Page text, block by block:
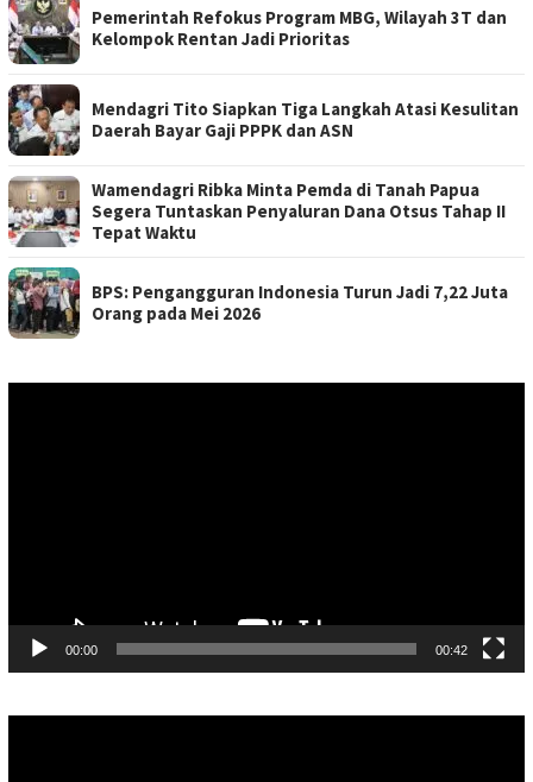
Pemerintah Refokus Program MBG, Wilayah 3T dan
Kelompok Rentan Jadi Prioritas
Mendagri Tito Siapkan Tiga Langkah Atasi Kesulitan
Daerah Bayar Gaji PPPK dan ASN
Wamendagri Ribka Minta Pemda di Tanah Papua
Segera Tuntaskan Penyaluran Dana Otsus Tahap II
Tepat Waktu
BPS: Pengangguran Indonesia Turun Jadi 7,22 Juta
Orang pada Mei 2026
00:00 00:42